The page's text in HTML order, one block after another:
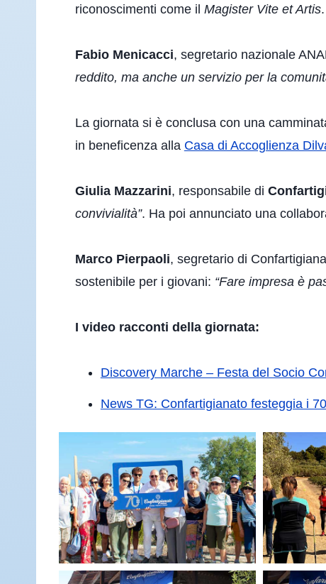
riconoscimenti come il Magister Vite et Artis.
Fabio Menicacci, segretario nazionale
reddito, ma anche un servizio per la
La giornata si è conclusa con una
in beneficenza alla Casa di Accoglienza
Giulia Mazzarini, responsabile di
convivialità”. Ha poi annunciato una
Marco Pierpaoli, segretario di
sostenibile per i giovani: “Fare impresa è
I video racconti della giornata:
Discovery Marche – Festa del Socio
News TG: Confartigianato festeggia i